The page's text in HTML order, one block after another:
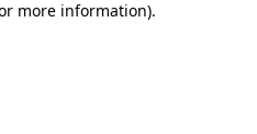
more information).